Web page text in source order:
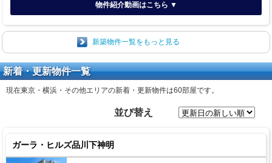
物件紹介動画はこちら ▼
新築物件一覧をもっと見る
新着・更新物件一覧
現在東京・横浜・その他エリアの新着・更新物件は60部屋です。
並び替え
ガーラ・ヒルズ品川下神明